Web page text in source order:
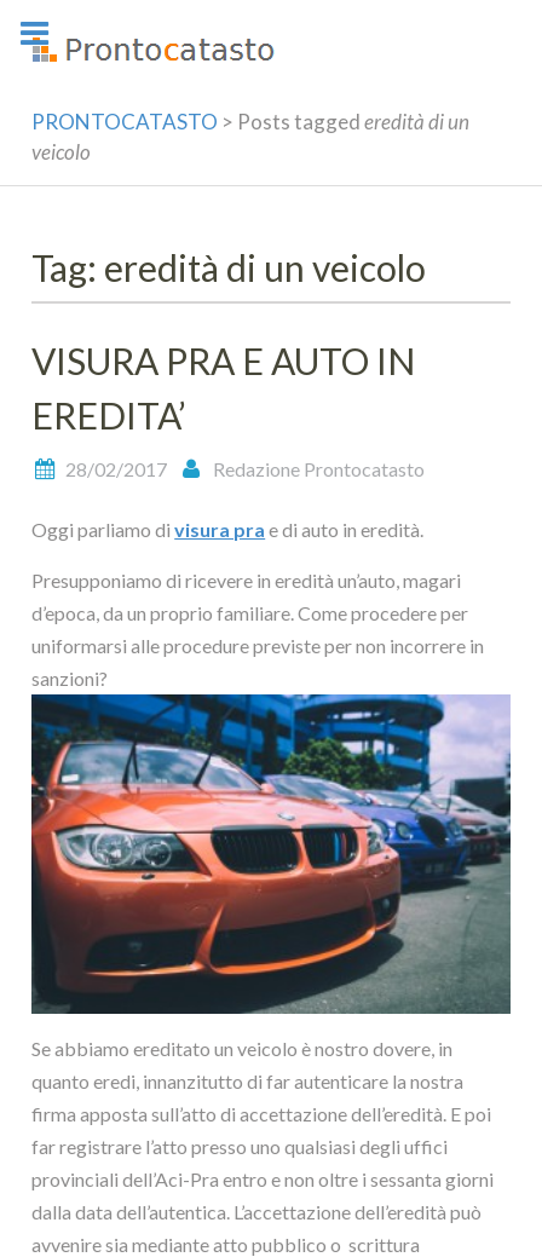
PRONTOCATASTO > Posts taggederedità di un
veicolo
Tag: eredità di un veicolo
VISURA PRA E AUTO IN
EREDITA’
28/02/2017 Redazione Prontocatasto
Oggi parliamo divisura pra e di auto in eredità.
Presupponiamo di ricevere in eredità un’auto, magari
d’epoca, da un proprio familiare. Come procedere per
uniformarsi alle procedure previste per non incorrere in
sanzioni?
Se abbiamo ereditato un veicolo è nostro dovere, in
quanto eredi, innanzitutto di far autenticare la nostra
firma apposta sull’atto di accettazione dell’eredità. E poi
far registrare l’atto presso uno qualsiasi degli uffici
provinciali dell’Aci-Pra entro e non oltre i sessanta giorni
dalla data dell’autentica. L’accettazione dell’eredità può
avvenire sia mediante atto pubblico o scrittura